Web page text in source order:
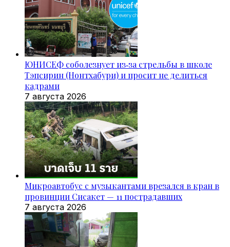
ЮНИСЕФ соболезнует из‑за стрельбы в школе
Тэпсирин (Нонтхабури) и просит не делиться
кадрами
7 августа 2026
Микроавтобус с музыкантами врезался в кран в
провинции Сисакет — 11 пострадавших
7 августа 2026